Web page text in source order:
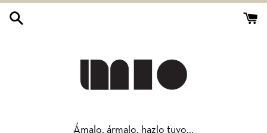
directamente
Ámalo, ármalo, hazlo tuyo...